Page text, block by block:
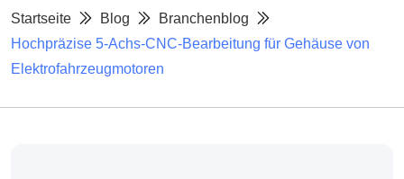
Startseite Blog
Branchenblog
Hochpräzise 5-Achs-CNC-Bearbeitung für Gehäuse von
Elektrofahrzeugmotoren